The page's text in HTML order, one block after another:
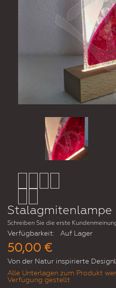
Stalagmitenlampe
Schreiben Sie die erste
Verfügbarkeit: Auf Lager
50,00 €
Von der Natur inspirierte
Alle Unterlagen zum Produkt
Verfügung gestellt